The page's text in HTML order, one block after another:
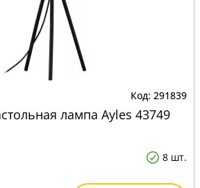
291839
лампа Ayles 43749
8 шт.